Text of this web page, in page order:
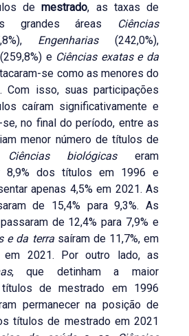
demestrado, as taxas de
grandes áreas Ciências
Engenharias(242,0%),
e Ciências exatas e da
se como as menores do
Com isso, suas participações
caíram significativamente e
no final do período, entre as
menor número de títulos de
Ciências biológicaseram
8,9% dos títulos em 1996 e
apenas 4,5% em 2021. As
de 15,4% para 9,3%. As
de 12,4% para 7,9% e
e da terrasaíram de 11,7%, em
em 2021. Por outro lado, as
, que detinham a maior
de mestrado em 1996
permanecer na posição de
títulos de mestrado em 2021